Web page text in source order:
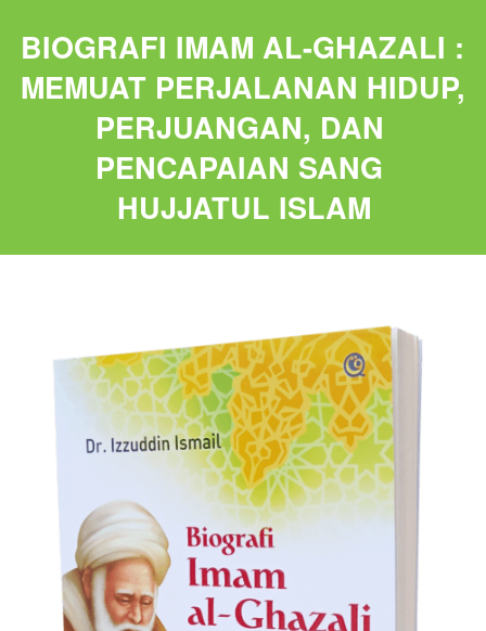
MEMUAT PERJALANAN HIDUP,
PERJUANGAN, DAN
PENCAPAIAN SANG
HUJJATUL ISLAM